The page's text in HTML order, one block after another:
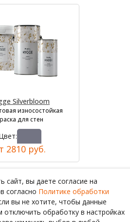
Silverbloom
износостойкая
для стен
2810 руб.
сайт, вы даете согласие на
согласно Политике обработки
вы не хотите, чтобы данные
обработку в настройках